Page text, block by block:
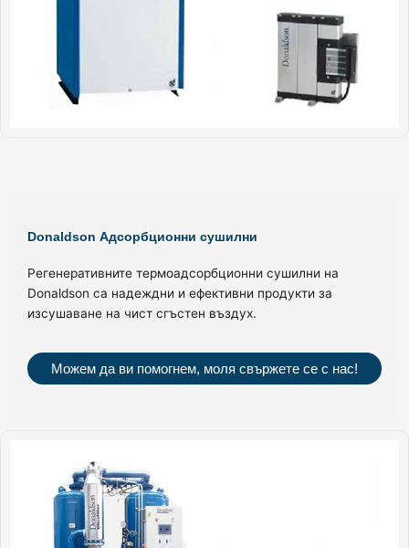
Donaldson Адсорбционни сушилни
Регенеративните термоадсорбционни сушилни на
Donaldson са надеждни и ефективни продукти за
изсушаване на чист сгъстен въздух.
Можем да ви помогнем, моля свържете се с нас!